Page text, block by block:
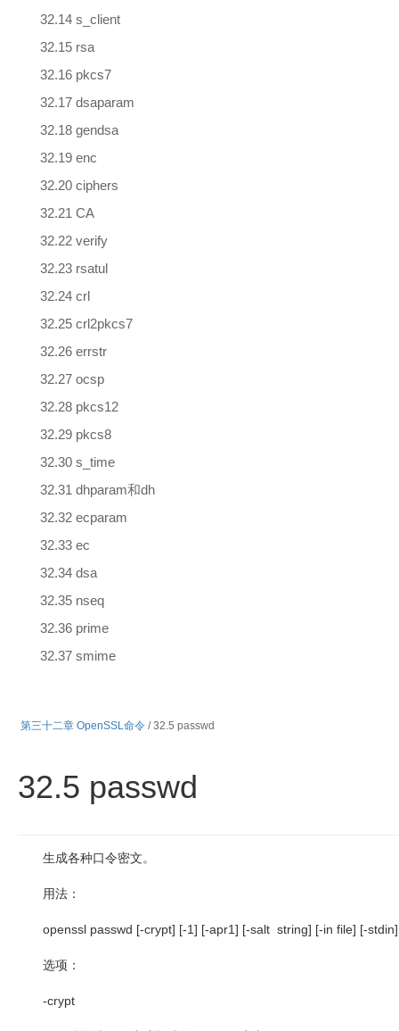
32.14 s_client
32.15 rsa
32.16 pkcs7
32.17 dsaparam
32.18 gendsa
32.19 enc
32.20 ciphers
32.21 CA
32.22 verify
32.23 rsatul
32.24 crl
32.25 crl2pkcs7
32.26 errstr
32.27 ocsp
32.28 pkcs12
32.29 pkcs8
32.30 s_time
32.31 dhparam和dh
32.32 ecparam
32.33 ec
32.34 dsa
32.35 nseq
32.36 prime
32.37 smime
第三十二章 OpenSSL命令 / 32.5 passwd
32.5 passwd
生成各种口令密文。
用法：
openssl passwd [-crypt] [-1] [-apr1] [-salt string] [-in file] [-stdin]
选项：
-crypt